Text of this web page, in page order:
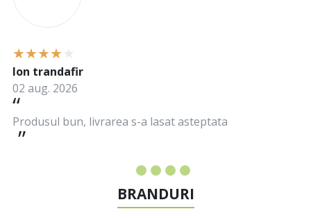
Produsul bun, livrarea s-a lasat asteptata
Ion trandafir
02 aug. 2026
BRANDURI